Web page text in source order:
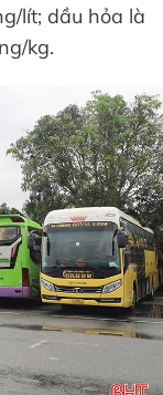
lít; dầu hỏa là
kg.